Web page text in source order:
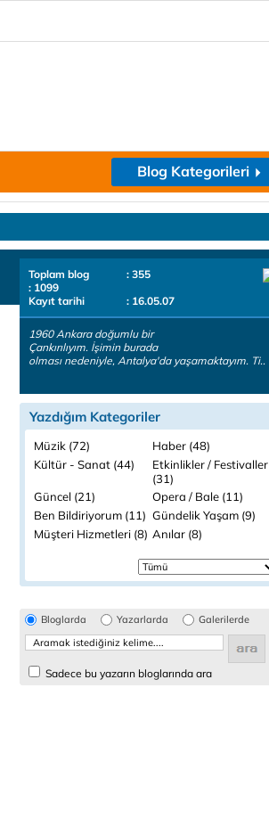
Blog Kategorileri
Toplam blog
: 355
: 1099
Kayıt tarihi
: 16.05.07
1960 Ankara doğumlu bir
Çankırılıyım. İşimin burada
olması nedeniyle, Antalya'da yaşamaktayım. Ti..
Yazdığım Kategoriler
Müzik (72)
Haber (48)
Kültür - Sanat (44)
Etkinlikler / Festivaller
(31)
Güncel (21)
Opera / Bale (11)
Ben Bildiriyorum (11) Gündelik Yaşam (9)
Müşteri Hizmetleri (8) Anılar (8)
Bloglarda Yazarlarda Galerilerde
Sadece bu yazarın bloglarında ara